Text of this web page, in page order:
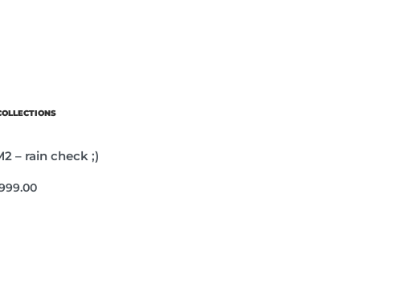
– rain check ;)